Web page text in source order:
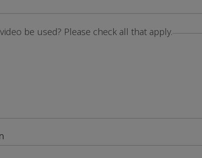
be used? Please check all that apply.